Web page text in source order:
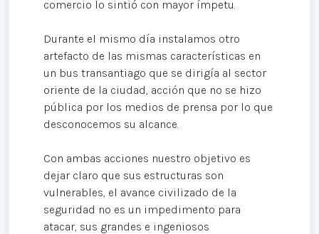
comercio lo sintió con mayor ímpetu.
Durante el mismo día instalamos otro
artefacto de las mismas características en
un bus transantiago que se dirigía al sector
oriente de la ciudad, acción que no se hizo
pública por los medios de prensa por lo que
desconocemos su alcance.
Con ambas acciones nuestro objetivo es
dejar claro que sus estructuras son
vulnerables, el avance civilizado de la
seguridad no es un impedimento para
atacar, sus grandes e ingeniosos